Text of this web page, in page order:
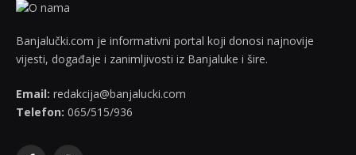
Banjalučki.com je informativni portal koji donosi najnovije
vijesti, događaje i zanimljivosti iz Banjaluke i šire.
Email: redakcija@banjalucki.com
Telefon: 065/515/936